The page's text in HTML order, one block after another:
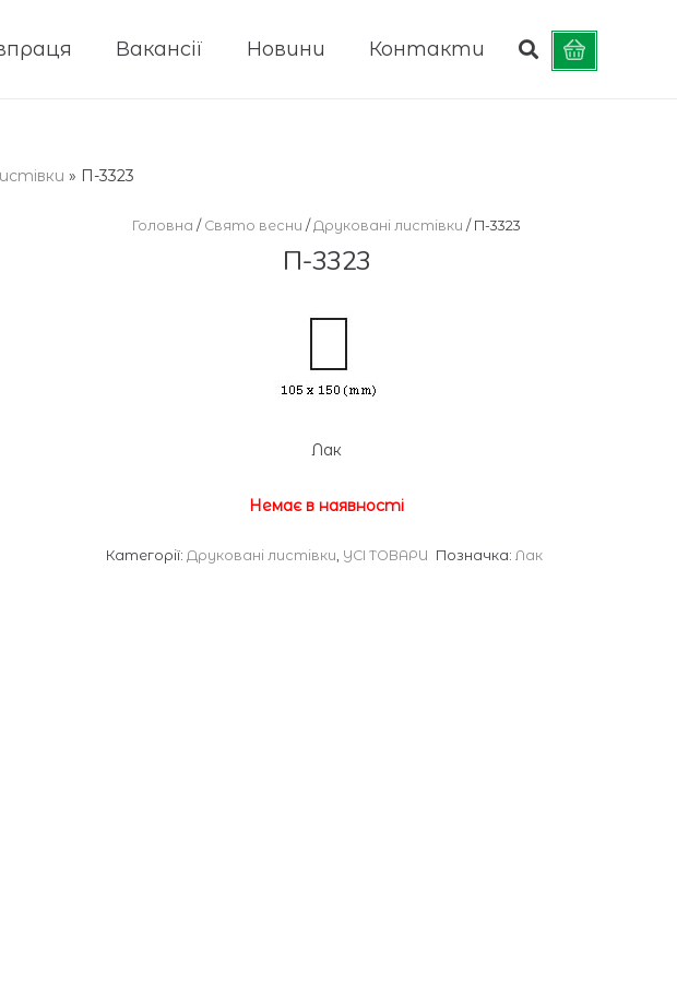
Вакансії Новини Контакти
» П-3323
Головна / Cвято весни / Друковані листівки / П-3323
П-3323
Лак
Немає в наявності
Категорії: Друковані листівки, УСІ ТОВАРИ Позначка: Лак